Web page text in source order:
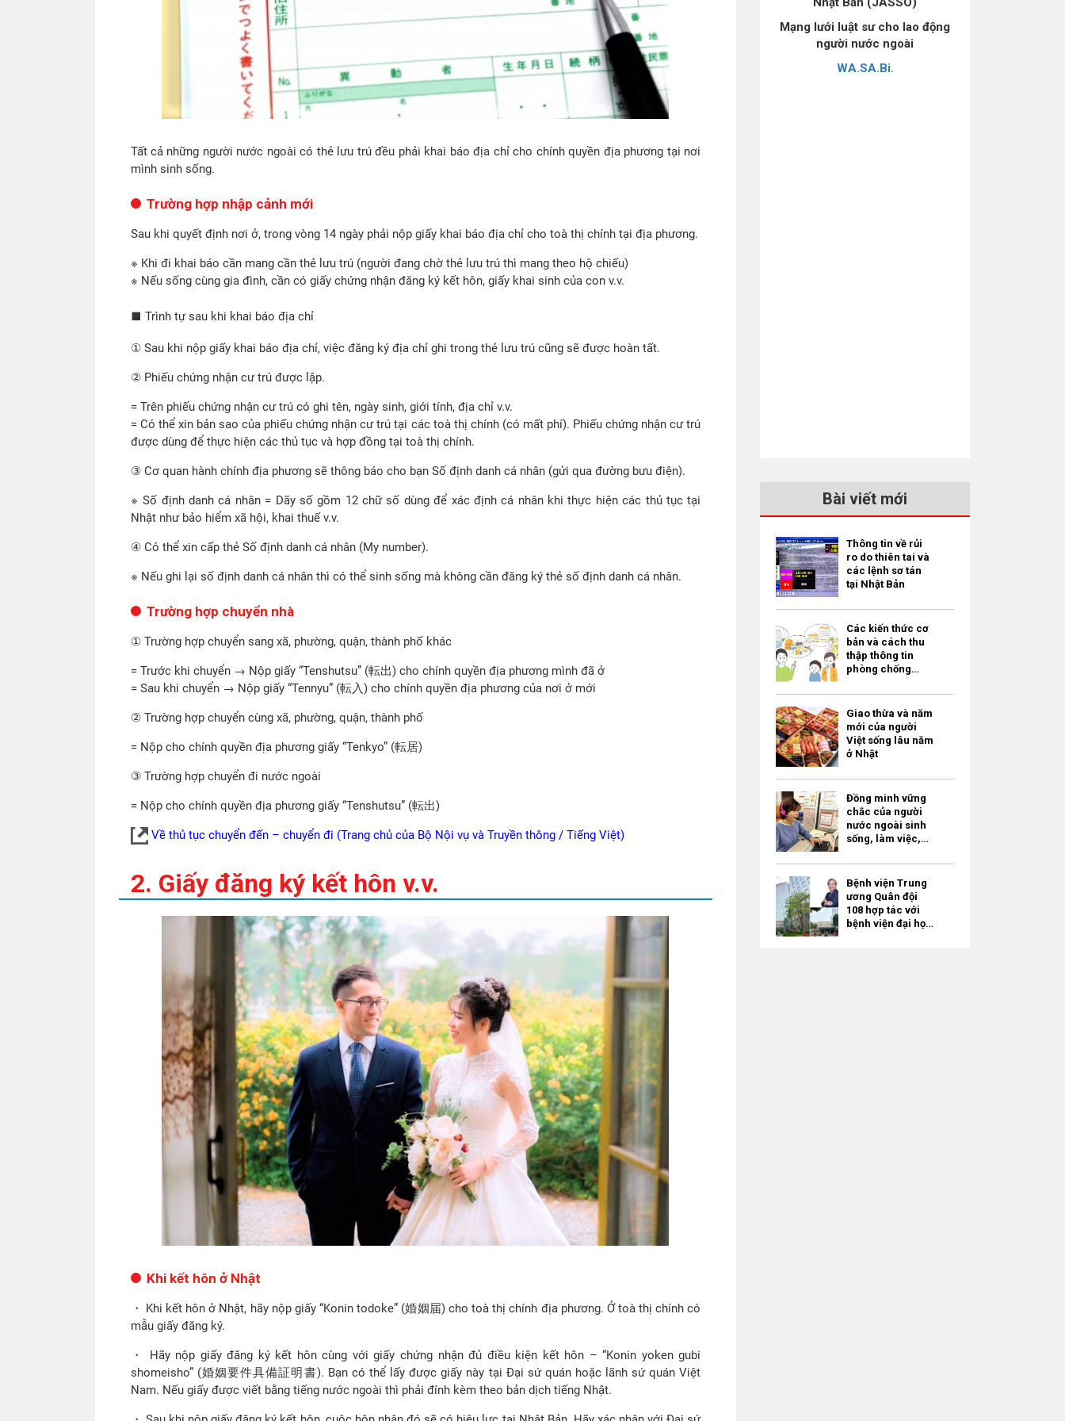
Tất cả những người nước ngoài có thẻ lưu trú đều phải khai báo địa chỉ cho chính quyền địa phương tại nơi
mình sinh sống.
Trường hợp nhập cảnh mới
Sau khi quyết định nơi ở, trong vòng 14 ngày phải nộp giấy khai báo địa chỉ cho toà thị chính tại địa phương.
※ Khi đi khai báo cần mang cần thẻ lưu trú (người đang chờ thẻ lưu trú thì mang theo hộ chiếu)
※ Nếu sống cùng gia đình, cần có giấy chứng nhận đăng ký kết hôn, giấy khai sinh của con v.v.
■ Trình tự sau khi khai báo địa chỉ
① Sau khi nộp giấy khai báo địa chỉ, việc đăng ký địa chỉ ghi trong thẻ lưu trú cũng sẽ được hoàn tất.
② Phiếu chứng nhận cư trú được lập.
= Trên phiếu chứng nhận cư trú có ghi tên, ngày sinh, giới tính, địa chỉ v.v.
= Có thể xin bản sao của phiếu chứng nhận cư trú tại các toà thị chính (có mất phí). Phiếu chứng nhận cư trú
được dùng để thực hiện các thủ tục và hợp đồng tại toà thị chính.
③ Cơ quan hành chính địa phương sẽ thông báo cho bạn Số định danh cá nhân (gửi qua đường bưu điện).
※ Số định danh cá nhân = Dãy số gồm 12 chữ số dùng để xác định cá nhân khi thực hiện các thủ tục tại
Nhật như bảo hiểm xã hội, khai thuế v.v.
④ Có thể xin cấp thẻ Số định danh cá nhân (My number).
※ Nếu ghi lại số định danh cá nhân thì có thể sinh sống mà không cần đăng ký thẻ số định danh cá nhân.
Trường hợp chuyển nhà
① Trường hợp chuyển sang xã, phường, quận, thành phố khác
= Trước khi chuyển → Nộp giấy “Tenshutsu” (転出) cho chính quyền địa phương mình đã ở
= Sau khi chuyển → Nộp giấy “Tennyu” (転入) cho chính quyền địa phương của nơi ở mới
② Trường hợp chuyển cùng xã, phường, quận, thành phố
= Nộp cho chính quyền địa phương giấy “Tenkyo” (転居)
③ Trường hợp chuyển đi nước ngoài
= Nộp cho chính quyền địa phương giấy “Tenshutsu” (転出)
Về thủ tục chuyển đến – chuyển đi (Trang chủ của Bộ Nội vụ và Truyền thông / Tiếng Việt)
2. Giấy đăng ký kết hôn v.v.
Khi kết hôn ở Nhật
・ Khi kết hôn ở Nhật, hãy nộp giấy “Konin todoke” (婚姻届) cho toà thị chính địa phương. Ở toà thị chính có
mẫu giấy đăng ký.
・ Hãy nộp giấy đăng ký kết hôn cùng với giấy chứng nhận đủ điều kiện kết hôn – “Konin yoken gubi
shomeisho” (婚姻要件具備証明書). Bạn có thể lấy được giấy này tại Đại sứ quán hoặc lãnh sứ quán Việt
Nam. Nếu giấy được viết bằng tiếng nước ngoài thì phải đính kèm theo bản dịch tiếng Nhật.
Mạng lưới luật sư cho lao động
người nước ngoài
WA.SA.Bi.
Bài viết mới
Thông tin về rủi
ro do thiên tai và
các lệnh sơ tán
tại Nhật Bản
Các kiến thức cơ
bản và cách thu
thập thông tin
phòng chống
cho người nước
ngoài
Giao thừa và năm
mới của người
Việt sống lâu năm
ở Nhật
Đồng minh vững
chắc của người
nước ngoài sinh
sống, làm việc,
“Tokyo
Multilingual
Consultation
Navi” / miễn phí
Bệnh viện Trung
ương Quân đội
108 hợp tác với
bệnh viện đại học